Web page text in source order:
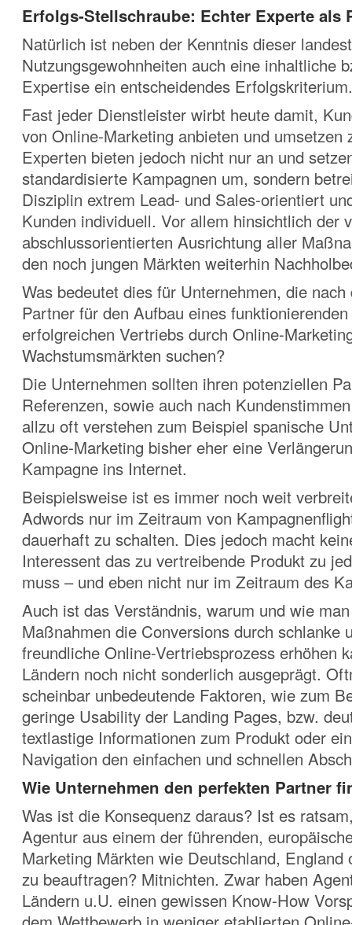
Erfolgs-Stellschraube: Echter Experte als
Natürlich ist neben der Kenntnis dieser
Nutzungsgewohnheiten auch eine inhaltliche
Expertise ein entscheidendes Erfolgskriterium.
Fast jeder Dienstleister wirbt heute damit,
von Online-Marketing anbieten und umsetzen
Experten bieten jedoch nicht nur an und
standardisierte Kampagnen um, sondern
Disziplin extrem Lead- und Sales-orientiert
Kunden individuell. Vor allem hinsichtlich der
abschlussorientierten Ausrichtung aller
den noch jungen Märkten weiterhin
Was bedeutet dies für Unternehmen, die
Partner für den Aufbau eines
erfolgreichen Vertriebs durch Online-
Wachstumsmärkten suchen?
Die Unternehmen sollten ihren potenziellen
Referenzen, sowie auch nach
allzu oft verstehen zum Beispiel spanische
Online-Marketing bisher eher eine
Kampagne ins Internet.
Beispielsweise ist es immer noch weit
Adwords nur im Zeitraum von
dauerhaft zu schalten. Dies jedoch macht
Interessent das zu vertreibende Produkt zu
muss – und eben nicht nur im Zeitraum des
Auch ist das Verständnis, warum und wie
Maßnahmen die Conversions durch schlanke
freundliche Online-Vertriebsprozess erhöhen
Ländern noch nicht sonderlich ausgeprägt.
scheinbar unbedeutende Faktoren, wie zum
geringe Usability der Landing Pages, bzw.
textlastige Informationen zum Produkt oder
Navigation den einfachen und schnellen
Wie Unternehmen den perfekten Partner
Was ist die Konsequenz daraus? Ist es
Agentur aus einem der führenden,
Marketing Märkten wie Deutschland, England
zu beauftragen? Mitnichten. Zwar haben
Ländern u.U. einen gewissen Know-How